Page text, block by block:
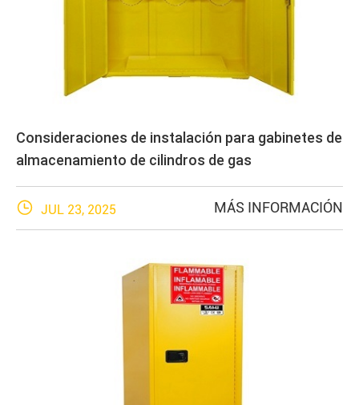
Consideraciones de instalación para gabinetes de
almacenamiento de cilindros de gas
 JUL 23, 2025 MÁS INFORMACIÓN